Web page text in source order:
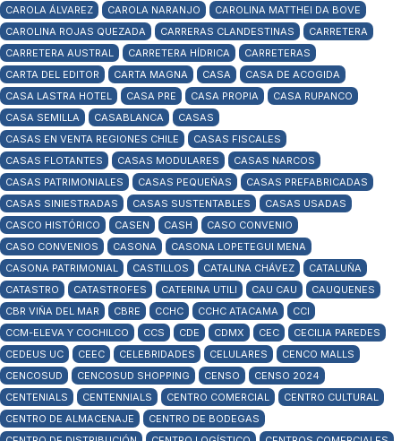
CAROLA ÁLVAREZ
CAROLA NARANJO
CAROLINA MATTHEI DA BOVE
CAROLINA ROJAS QUEZADA
CARRERAS CLANDESTINAS
CARRETERA
CARRETERA AUSTRAL
CARRETERA HÍDRICA
CARRETERAS
CARTA DEL EDITOR
CARTA MAGNA CASA
CASA DE ACOGIDA
CASA LASTRA HOTEL
CASA PRE CASA PROPIA
CASA RUPANCO
CASA SEMILLA
CASABLANCA
CASAS
CASAS EN VENTA REGIONES CHILE
CASAS FISCALES
CASAS FLOTANTES
CASAS MODULARES
CASAS NARCOS
CASAS PATRIMONIALES
CASAS PEQUEÑAS
CASAS PREFABRICADAS
CASAS SINIESTRADAS
CASAS SUSTENTABLES
CASAS USADAS
CASCO HISTÓRICO
CASEN CASH
CASO CONVENIO
CASO CONVENIOS
CASONA
CASONA LOPETEGUI MENA
CASONA PATRIMONIAL
CASTILLOS CATALINA CHÁVEZ
CATALUÑA
CATASTRO
CATASTROFES CATERINA UTILI CAU CAU
CAUQUENES
CBR VIÑA DEL MAR
CBRE CCHC CCHC ATACAMA
CCI
CCM-ELEVA Y COCHILCO
CCS CDE CDMX CEC
CECILIA PAREDES
CEDEUS UC
CEEC CELEBRIDADES CELULARES
CENCO MALLS
CENCOSUD
CENCOSUD SHOPPING CENSO
CENSO 2024
CENTENIALS
CENTENNIALS CENTRO COMERCIAL
CENTRO CULTURAL
CENTRO DE ALMACENAJE
CENTRO DE BODEGAS